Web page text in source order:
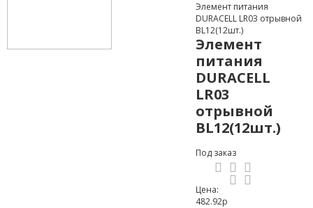
Элемент питания
DURACELL LR03 отрывной
BL12(12шт.)
Элемент
питания
DURACELL
LR03
отрывной
BL12(12шт.)
Под заказ
Цена:
482.92р